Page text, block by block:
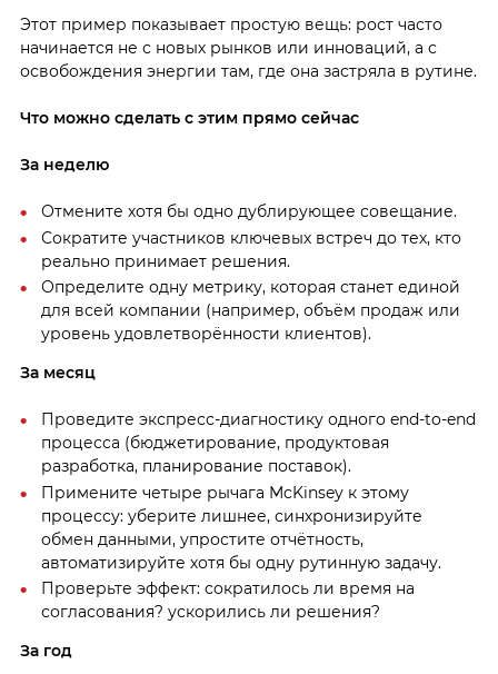
Этот пример показывает простую вещь: рост часто
начинается не с новых рынков или инноваций, а с
освобождения энергии там, где она застряла в рутине.
Что можно сделать с этим прямо сейчас
За неделю
Отмените хотя бы одно дублирующее совещание.
Сократите участников ключевых встреч до тех, кто
реально принимает решения.
Определите одну метрику, которая станет единой
для всей компании (например, объём продаж или
уровень удовлетворённости клиентов).
За месяц
Проведите экспресс-диагностику одного end-to-end
процесса (бюджетирование, продуктовая
разработка, планирование поставок).
Примените четыре рычага McKinsey к этому
процессу: уберите лишнее, синхронизируйте
обмен данными, упростите отчётность,
автоматизируйте хотя бы одну рутинную задачу.
Проверьте эффект: сократилось ли время на
согласования? ускорились ли решения?
За год